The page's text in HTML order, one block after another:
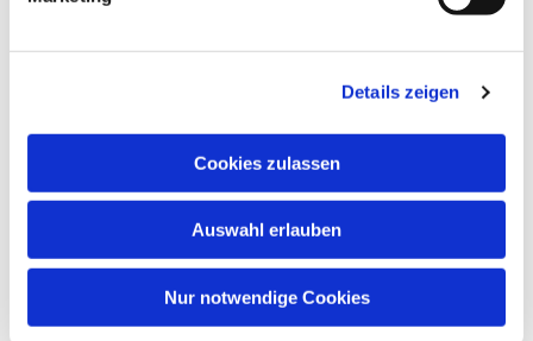
Details zeigen
Cookies zulassen
Auswahl erlauben
Nur notwendige Cookies